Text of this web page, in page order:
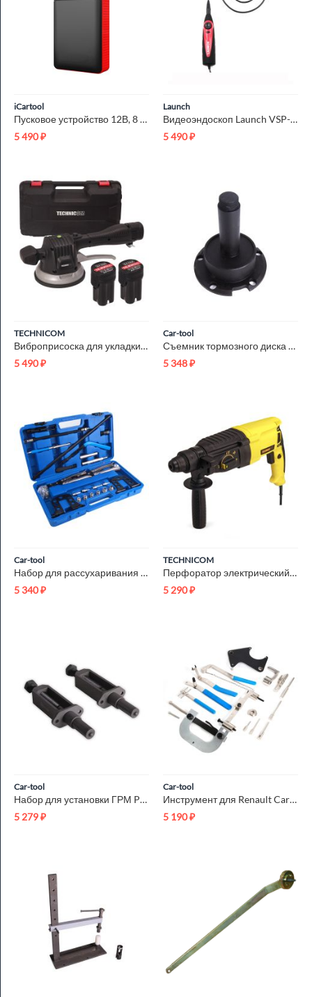
iCartool
Пусковое устройство 12В, 8 000 мАч, 200/400А iCartool IC-JSD08N
5 490₽
Launch
Видеоэндоскоп Launch VSP-600 N41118
5 490₽
TECHNICOM
Виброприсоска для укладки плитки аккумуляторная TECHNICOM TC-...
5 490₽
Car-tool
Съемник тормозного диска Ford Transit Car-Tool CT-4547
5 348₽
Car-tool
Набор для рассухаривания клапанов ДВС Car-Tool CT-H014
5 340₽
TECHNICOM
Перфоратор электрический TECHNICOM TC-ERH26, 800Вт, 220В, 900...
5 290₽
Car-tool
Набор для установки ГРМ Porsche Car-Tool CT-J1207
5 279₽
Car-tool
Инструмент для Renault Car-Tool CT-1268
5 190₽